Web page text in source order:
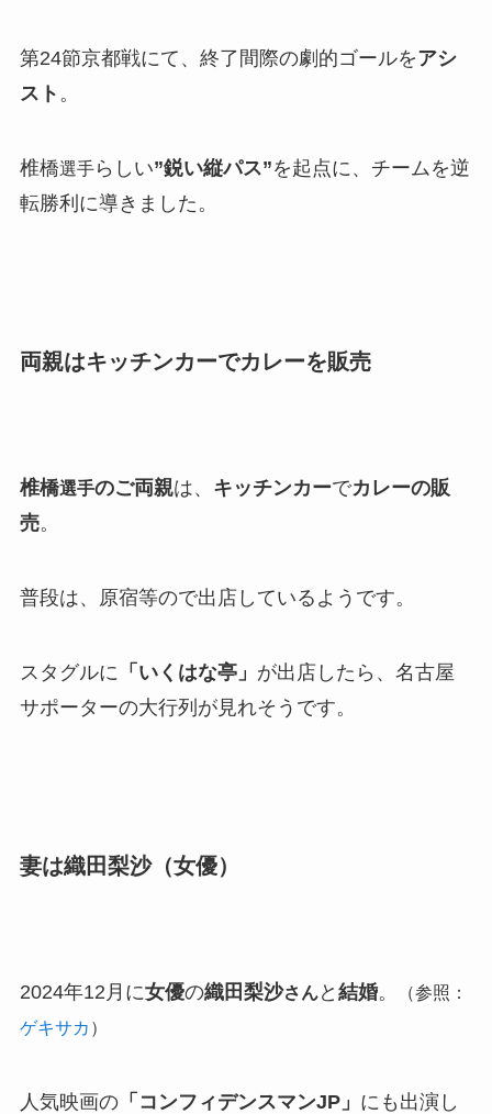
第24節京都戦にて、終了間際の劇的ゴールをアシ
スト 。
椎橋選手らしい”鋭い縦パス”を起点に、チームを逆
転勝利に導きました。
両親はキッチンカーでカレーを販売
椎橋選手のご両親は、 キッチンカーでカレーの販
売。
普段は、原宿等ので出店しているようです。
スタグルに 「いくはな亭」 が出店したら、名古屋
サポーターの大行列が見れそうです。
妻は織田梨沙（女優）
2024年12月に女優の織田梨沙さんと 結婚。
（参照：
ゲキサカ ）
人気映画の「コンフィデンスマンJP」 にも出演し